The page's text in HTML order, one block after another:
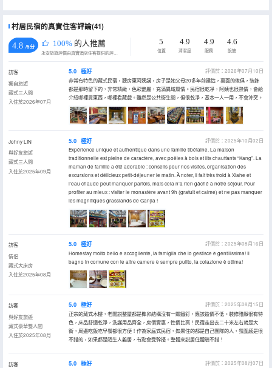
村居民宿的真實住客評論(41)
4.8 /5分 100% 的人推薦
永安旅遊評價由真實酒店住客提供的評價。
5
位置
4.9
清潔度
4.9
服務
4.6
設施
訪客
獨自旅遊
藏式三人間
入住於2026年07月
5.0 極好
評價於：2026年07月10日
非常有特色的藏式民宿，聽房東阿姨講，房子是她父母20多年前建造，裏面的傢俱，裝飾
都是那時留下的，非常精緻，色彩艷麗，充滿異域風情。民宿很乾凈，阿姨也很熱情，會給
介紹哪裡買東西，哪裡看藏戲。雖然是公共衞生間，但很乾凈，基本一人一用，不會沖突。
Johny LIN
與好友旅遊
藏式三人間
入住於2025年09月
5.0 極好
評價於：2025年10月02日
Expérience unique et authentique dans une famille tibétaine. La maison
traditionnelle est pleine de caractère, avec poêles à bois et lits chauffants “Kang”. La
maman de famille a été adorable : conseils pour nos visites, organisation des
excursions et délicieux petit-déjeuner le matin. À noter, il fait très froid à Xiahe et
l’eau chaude peut manquer parfois, mais cela n’a rien gâché à notre séjour. Pour
profiter au mieux : visiter le monastère avant 9h (gratuit et calme) et ne pas manquer
les magnifiques grasslands de Ganjia !
訪客
情侶
藏式大床房
入住於2025年08月
5.0 極好
評價於：2025年08月16日
Homestay molto bello e accogliente, la famiglia che lo gestisce è gentilissima! Il
bagno in comune con le altre camere è sempre pulito, la colazione è ottima!
訪客
與好友旅遊
藏式豪華雙人間
入住於2025年08月
5.0 極好
評價於：2025年08月15日
正宗的藏式木樓，老闆説整屋都是榫卯結構沒有一顆鐵釘，應該造價不低。裝修雅緻很有特
色，床品舒適乾淨，洗護用品齊全，房價實惠，性價比高！民宿走出去二十米左右就是大
街，周邊吃飯吃早餐都很方便！作為家庭式民宿，如果住的都是自己團隊的人，氛圍感是很
不錯的，如果都是陌生人雜居，有點會受幹擾。整體來説居住體驗不錯！
訪客
5.0 極好
評價於：2025年08月07日